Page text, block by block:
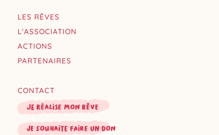
LES RÊVES
L'ASSOCIATION
ACTIONS
PARTENAIRES
CONTACT
Je réalise mon rêve
je souhaite faire un don